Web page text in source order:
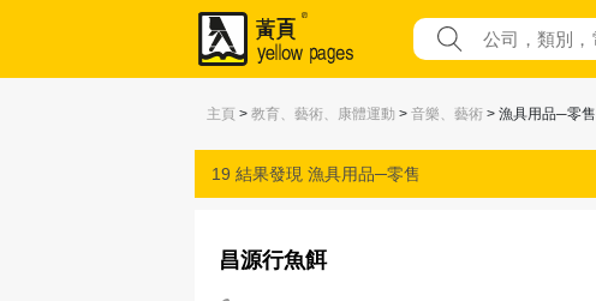
主頁 > 教育、藝術、康體運動 > 音樂、藝術 > 漁具用品─零售
19 結果發現 漁具用品─零售
昌源行魚餌